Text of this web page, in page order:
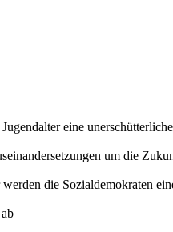
eine
um die
die Sozialdemokraten